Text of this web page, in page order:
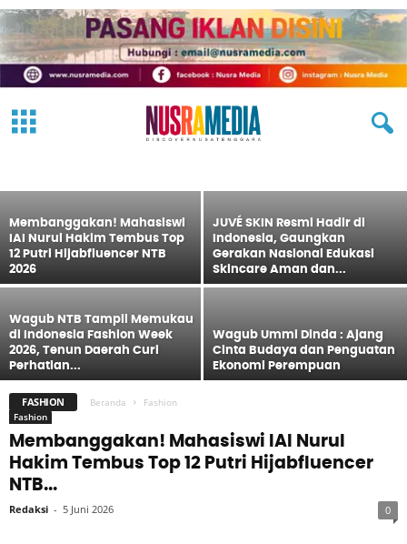
Sumbawa, Usung Semangat “A New Era
of Skin Confidence”
Membanggakan! Mahasiswi
IAI Nurul Hakim Tembus Top
12 Putri Hijabfluencer NTB
2026
JUVÉ SKIN Resmi Hadir di
Indonesia, Gaungkan
Gerakan Nasional Edukasi
Skincare Aman dan...
Wagub NTB Tampil Memukau
di Indonesia Fashion Week
2026, Tenun Daerah Curi
Perhatian...
Wagub Ummi Dinda : Ajang
Cinta Budaya dan Penguatan
Ekonomi Perempuan
FASHION Beranda
Fashion
Fashion
Membanggakan! Mahasiswi IAI Nurul
Hakim Tembus Top 12 Putri Hijabfluencer
NTB...
Redaksi - 5 Juni 2026 0